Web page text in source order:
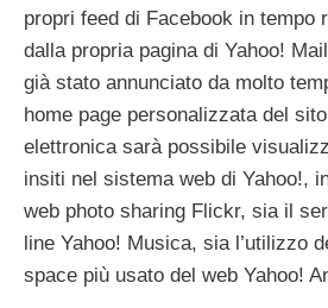
propri feed di Facebook in tempo
dalla propria pagina di Yahoo!
già stato annunciato da molto
home page personalizzata del
elettronica sarà possibile
insiti nel sistema web di Yahoo!,
web photo sharing Flickr, sia il
line Yahoo! Musica, sia l’utilizzo
space più usato del web Yahoo!